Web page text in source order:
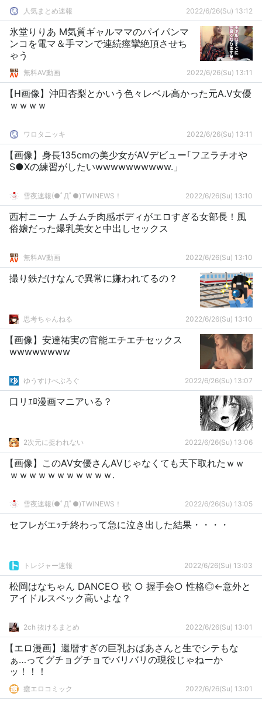
人気まとめ速報 2022/6/26(Su) 13:12
氷堂りりあ M気質ギャルママのパイパンマ
ンコを電マ＆手マンで連続痙攣絶頂させち
ゃう
無料AV動画 2022/6/26(Su) 13:11
【H画像】沖田杏梨とかいう色々レベル高かった元A.V女優
ｗｗｗｗ
ワロタニッキ 2022/6/26(Su) 13:11
【画像】身長135cmの美少女がAVデビュー｢フヱラチオや
S●Xの練習がしたいwwwwwwwwww.」
雪夜速報(●ﾟДﾟ●)TWINEWS！ 2022/6/26(Su) 13:10
西村ニーナ ムチムチ肉感ボディがエロすぎる女部長！風
俗嬢だった爆乳美女と中出しセックス
無料AV動画 2022/6/26(Su) 13:10
撮り鉄だけなんで異常に嫌われてるの？
思考ちゃんねる 2022/6/26(Su) 13:10
【画像】安達祐実の官能エチエチセックス
wwwwwwww
ゆうすけべぶろぐ 2022/6/26(Su) 13:07
口リｴﾛ漫画マニアいる？
2次元に捉われない 2022/6/26(Su) 13:06
【画像】このAV女優さんAVじゃなくても天下取れたｗｗ
ｗｗｗｗｗｗｗｗｗｗｗ.
雪夜速報(●ﾟДﾟ●)TWINEWS！ 2022/6/26(Su) 13:05
セフレがエｯチ終わって急に泣き出した結果・・・・
トレジャー速報 2022/6/26(Su) 13:03
松岡はなちゃん DANCE○ 歌 ○ 握手会○ 性格◎←意外と
アイドルスペック高いよな？
2ch 抜けるまとめ 2022/6/26(Su) 13:01
【エロ漫画】還暦すぎの巨乳おばあさんと生でシテもな
ぁ…ってグチョグチョでバリバリの現役じゃねーか
ッ！！！
癒エロコミック 2022/6/26(Su) 13:01